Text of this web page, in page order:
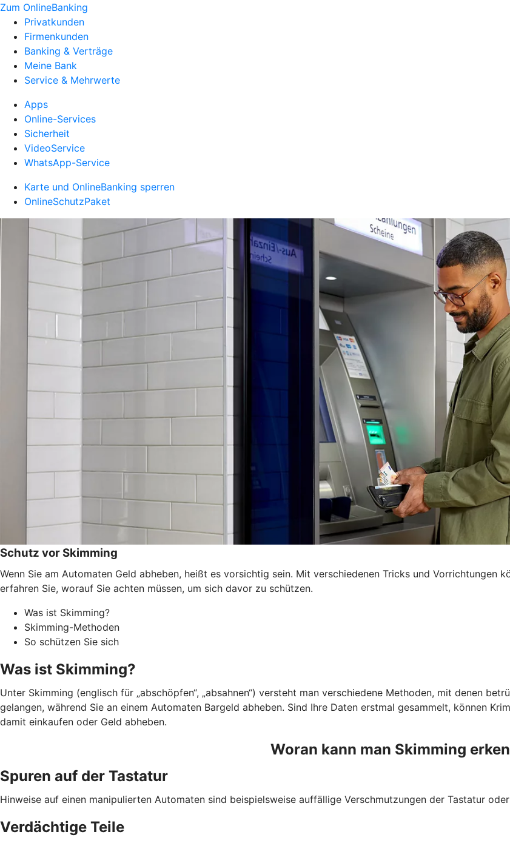
Zum OnlineBanking
Privatkunden
Firmenkunden
Banking & Verträge
Meine Bank
Service & Mehrwerte
Apps
Online-Services
Sicherheit
VideoService
WhatsApp-Service
Karte und OnlineBanking sperren
OnlineSchutzPaket
Schutz vor Skimming
Wenn Sie am Automaten Geld abheben, heißt es vorsichtig sein. Mit verschiedenen Tricks und Vorrichtungen
erfahren Sie, worauf Sie achten müssen, um sich davor zu schützen.
Was ist Skimming?
Skimming-Methoden
So schützen Sie sich
Was ist Skimming?
Unter Skimming (englisch für „abschöpfen“, „absahnen“) versteht man verschiedene Methoden, mit denen
gelangen, während Sie an einem Automaten Bargeld abheben. Sind Ihre Daten erstmal gesammelt, können
damit einkaufen oder Geld abheben.
Woran kann man Skimming
Spuren auf der Tastatur
Hinweise auf einen manipulierten Automaten sind beispielsweise auffällige Verschmutzungen der Tastatur
Verdächtige Teile